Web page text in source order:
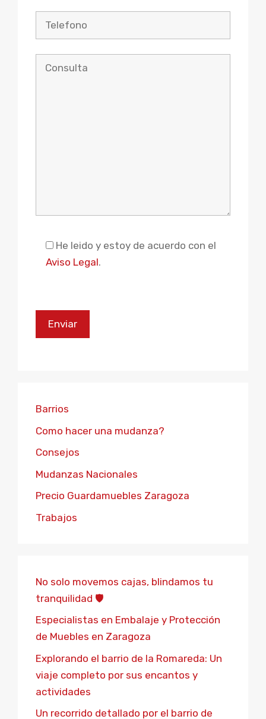
He leido y estoy de acuerdo con el
Aviso Legal.
Barrios
Como hacer una mudanza?
Consejos
Mudanzas Nacionales
Precio Guardamuebles Zaragoza
Trabajos
No solo movemos cajas, blindamos tu
tranquilidad 🛡️
Especialistas en Embalaje y Protección
de Muebles en Zaragoza
Explorando el barrio de la Romareda: Un
viaje completo por sus encantos y
actividades
Un recorrido detallado por el barrio de